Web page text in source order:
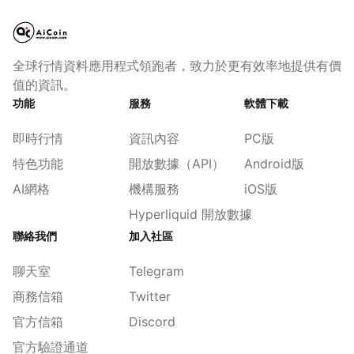
全球行情資料應用程式領跑者，致力於更有效率地提供有價
值的資訊。
功能
即時行情
特色功能
AI網格
服務
資訊內容
開放數據（API）
機構服務
Hyperliquid 開放數據
軟體下載
PC版
Android版
iOS版
聯絡我們
聊天室
商務信箱
官方信箱
官方驗證通道
加入社區
Telegram
Twitter
Discord